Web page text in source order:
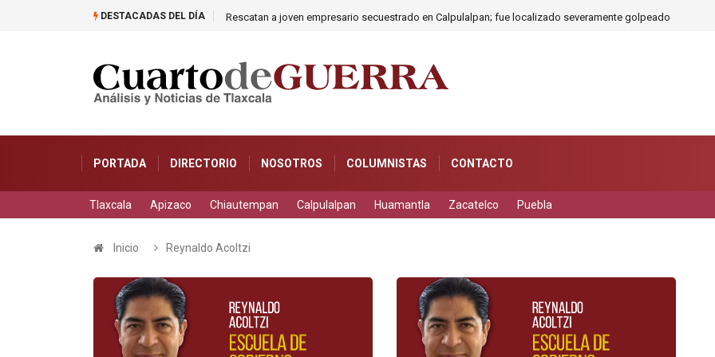
DESTACADAS DEL DÍA Rescatan a joven empresario secuestrado en Calpulalpan; fue localizado severamente golpeado
PORTADA DIRECTORIO NOSOTROS COLUMNISTAS CONTACTO
Tlaxcala Apizaco Chiautempan Calpulalpan Huamantla Zacatelco Puebla
Inicio Reynaldo Acoltzi